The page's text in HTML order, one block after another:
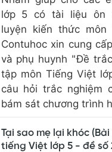
lớp 5 có tài liệu ôn
luyện kiến thức môn
Contuhoc xin cung
và phụ huynh "Đề
tập môn Tiếng Việt
câu hỏi trắc nghiệm
bám sát chương trình
Tại sao mẹ lại khóc
tiếng Việt lớp 5 - đề số